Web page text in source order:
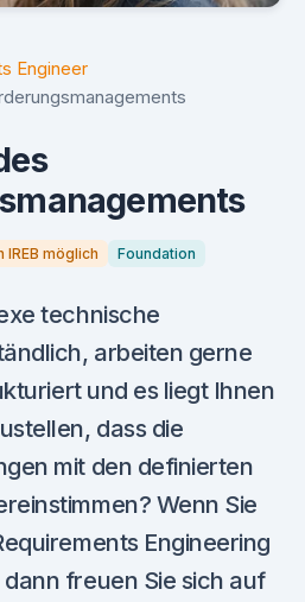
Engineer
IREB möglich Foundation
technische
arbeiten gerne
und es liegt Ihnen
dass die
mit den definierten
Wenn Sie
Engineering
freuen Sie sich auf